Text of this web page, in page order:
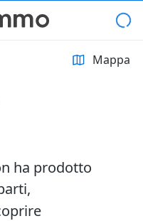
Mappa
ha prodotto